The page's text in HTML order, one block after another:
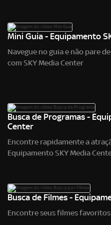
Mini Guia - Equipamento
Navegue no guia e não pare
com SKY Media Center
Busca de Programas -
Center
Encontre rapidamente a
Equipamento SKY Media
Busca de Filmes -
Encontre seus filmes